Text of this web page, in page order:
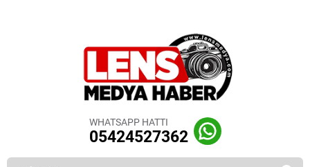
WHATSAPP HATTI
05424527362